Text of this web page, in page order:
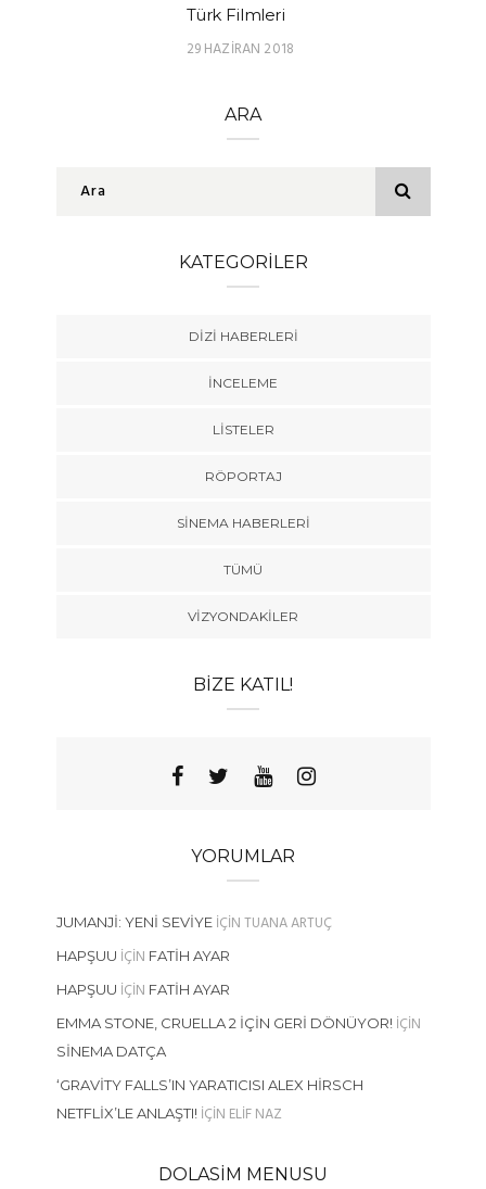
Türk Filmleri
29 HAZIRAN 2018
ARA
KATEGORILER
DIZI HABERLERI
İNCELEME
LISTELER
RÖPORTAJ
SINEMA HABERLERI
TÜMÜ
VIZYONDAKILER
BIZE KATIL!
YORUMLAR
JUMANJI: YENI SEVIYEIÇINTUANA ARTUÇ
HAPŞUU IÇIN FATIH AYAR
HAPŞUU IÇIN FATIH AYAR
EMMA STONE, CRUELLA 2 İÇIN GERI DÖNÜYOR!IÇIN
SINEMA DATÇA
‘GRAVITY FALLS’IN YARATICISI ALEX HIRSCH
NETFLIX’LE ANLAŞTI!IÇIN ELIF NAZ
DOLASIM MENUSU